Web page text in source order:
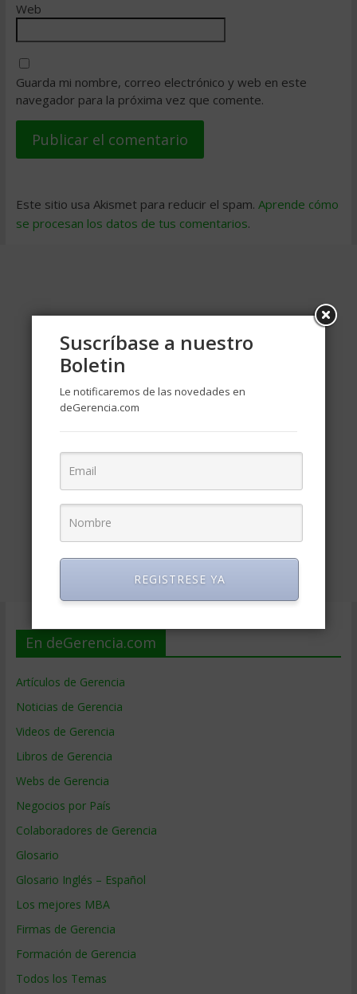
Web
Guarda mi nombre, correo electrónico y web en este
navegador para la próxima vez que comente.
Este sitio usa Akismet para reducir el spam. Aprende cómo
se procesan los datos de tus comentarios.
En deGerencia.com
Artículos de Gerencia
Noticias de Gerencia
Videos de Gerencia
Libros de Gerencia
Webs de Gerencia
Negocios por País
Colaboradores de Gerencia
Glosario
Glosario Inglés – Español
Los mejores MBA
Firmas de Gerencia
Formación de Gerencia
Todos los Temas
Suscríbase a nuestro
Boletin
Le notificaremos de las novedades en
deGerencia.com
REGISTRESE YA